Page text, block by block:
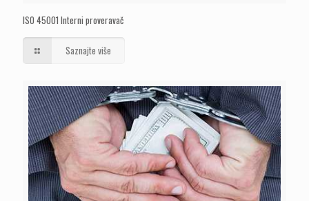
ISO 45001 Interni proveravač
Saznajte više